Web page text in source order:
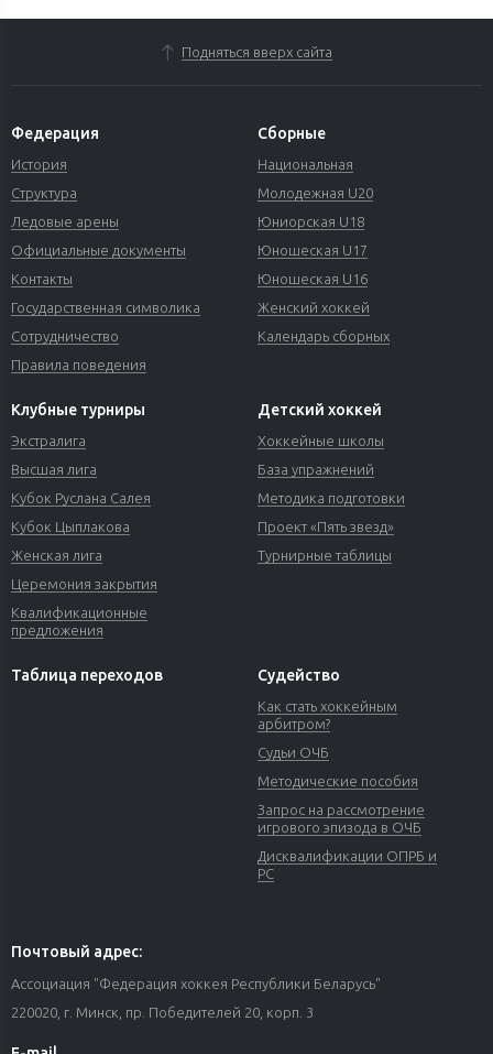
Подняться вверх сайта
Федерация
История
Структура
Ледовые арены
Официальные документы
Контакты
Государственная символика
Сотрудничество
Правила поведения
Сборные
Национальная
Молодежная U20
Юниорская U18
Юношеская U17
Юношеская U16
Женский хоккей
Календарь сборных
Клубные турниры
Экстралига
Высшая лига
Кубок Руслана Салея
Кубок Цыплакова
Женская лига
Церемония закрытия
Квалификационные
предложения
Детский хоккей
Хоккейные школы
База упражнений
Методика подготовки
Проект «Пять звезд»
Турнирные таблицы
Таблица переходов Судейство
Как стать хоккейным
арбитром?
Судьи ОЧБ
Методические пособия
Запрос на рассмотрение
игрового эпизода в ОЧБ
Дисквалификации ОПРБ и
РС
Почтовый адрес:
Ассоциация "Федерация хоккея Республики Беларусь"
220020, г. Минск, пр. Победителей 20, корп. 3